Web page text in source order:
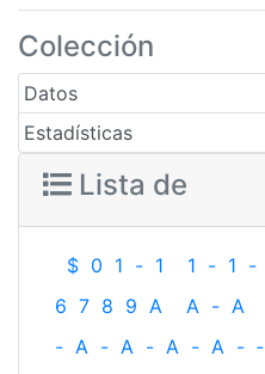
Colección
Datos
Estadísticas
Lista de
$ 0 1 - 1 1 - 1 -
6 7 8 9 A A - A
- A - A - A - A - ‐